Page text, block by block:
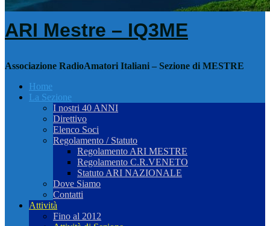
ARI Mestre – IQ3ME
Associazione RadioAmatori Italiani – Sezione di MESTRE
Home
La Sezione
I nostri 40 ANNI
Direttivo
Elenco Soci
Regolamento / Statuto
Regolamento ARI MESTRE
Regolamento C.R.VENETO
Statuto ARI NAZIONALE
Dove Siamo
Contatti
Attività
Fino al 2012